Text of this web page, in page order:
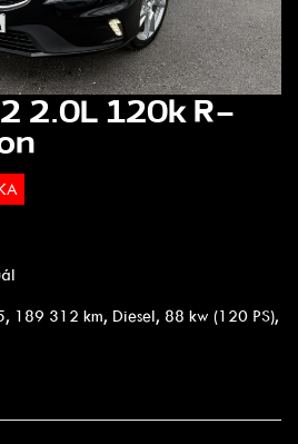
2.0L 120k R-
189 312 km, Diesel, 88 kw (120 PS),